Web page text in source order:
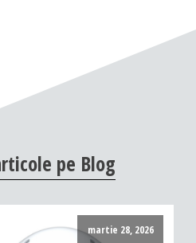
pe Blog
martie 28, 2026